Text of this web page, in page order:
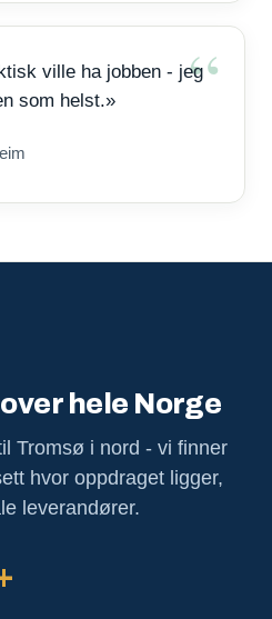
ville ha jobben - jeg
som helst.»
hele Norge
Tromsø i nord - vi finner
hvor oppdraget ligger,
leverandører.